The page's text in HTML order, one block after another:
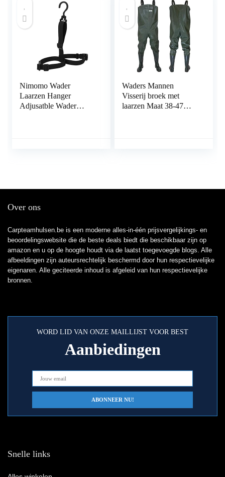
Rubberen Zool Anti-
slip Huisslippers
Nimomo Wader
Laarzen Hanger
Adjusatble Wader
Waders Mannen
Visserij broek met
laarzen Maat 38-47
Over ons
Carpteamhulsen.be is een moderne alles-in-één prijsvergelijkings- en
beoordelingswebsite die de beste deals biedt die beschikbaar zijn op
amazon en u op de hoogte houdt via de laatst toegevoegde blogs. Alle
afbeeldingen zijn auteursrechtelijk beschermd door hun respectievelijke
eigenaren. Alle geciteerde inhoud is afgeleid van hun respectievelijke
bronnen.
WORD LID VAN ONZE MAILLIJST VOOR BEST
Aanbiedingen
Snelle links